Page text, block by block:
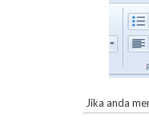
Jika anda